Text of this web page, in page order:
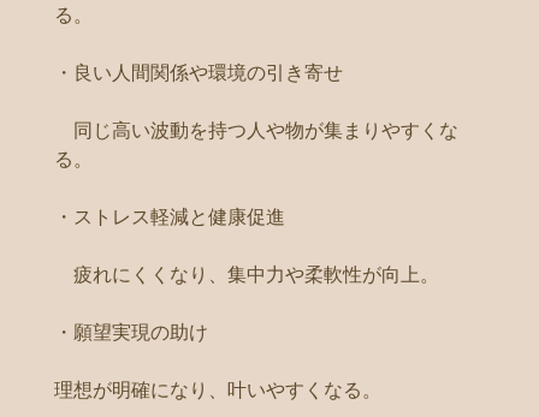
る。
・良い人間関係や環境の引き寄せ
同じ高い波動を持つ人や物が集まりやすくな
る。
・ストレス軽減と健康促進
疲れにくくなり、集中力や柔軟性が向上。
・願望実現の助け
理想が明確になり、叶いやすくなる。